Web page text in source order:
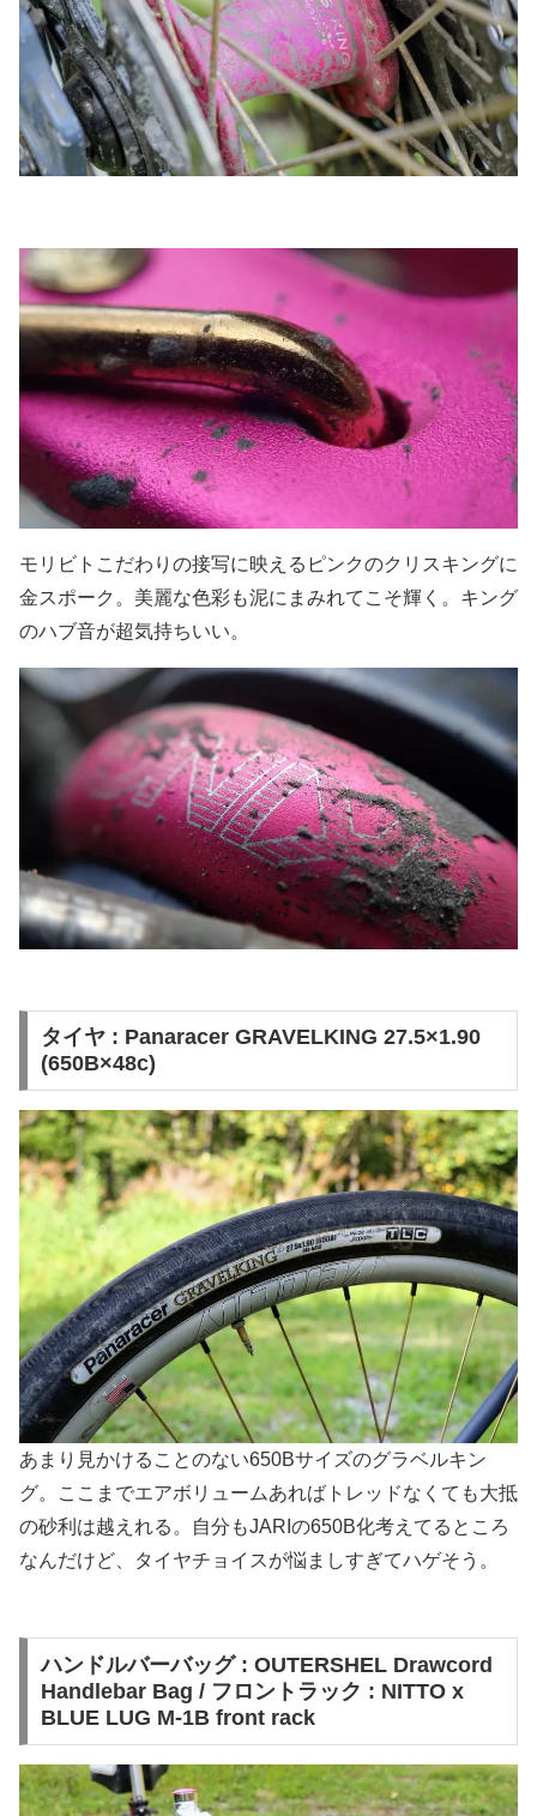
モリビトこだわりの接写に映えるピンクのクリスキングに
金スポーク。美麗な色彩も泥にまみれてこそ輝く。キング
のハブ音が超気持ちいい。
タイヤ : Panaracer GRAVELKING 27.5×1.90
(650B×48c)
あまり見かけることのない650Bサイズのグラベルキン
グ。ここまでエアボリュームあればトレッドなくても大抵
の砂利は越えれる。自分もJARIの650B化考えてるところ
なんだけど、タイヤチョイスが悩ましすぎてハゲそう。
ハンドルバーバッグ : OUTERSHEL Drawcord
Handlebar Bag / フロントラック : NITTO x
BLUE LUG M-1B front rack